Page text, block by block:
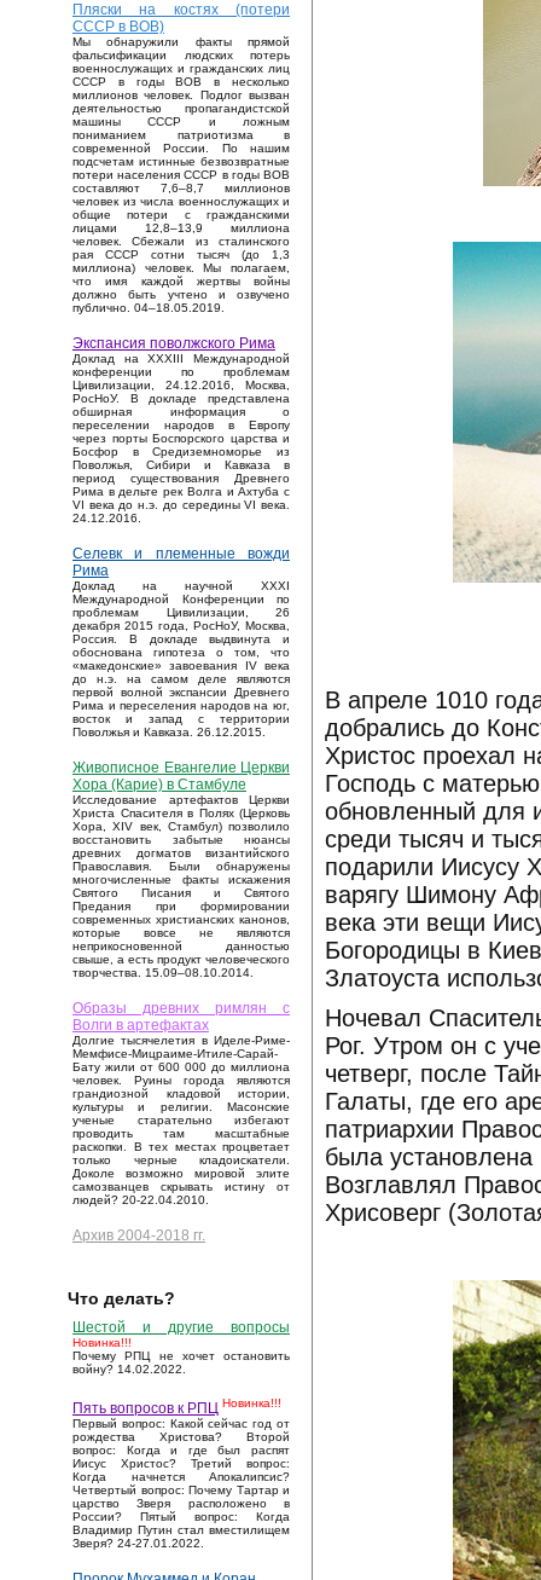
Пляски на костях (потери
СССР в ВОВ)
Мы обнаружили факты прямой
фальсификации людских потерь
военнослужащих и гражданских лиц
СССР в годы ВОВ в несколько
миллионов человек. Подлог вызван
деятельностью пропагандистской
машины СССР и ложным
пониманием патриотизма в
современной России. По нашим
подсчетам истинные безвозвратные
потери населения СССР в годы ВОВ
составляют 7,6–8,7 миллионов
человек из числа военнослужащих и
общие потери с гражданскими
лицами 12,8–13,9 миллиона
человек. Сбежали из сталинского
рая СССР сотни тысяч (до 1,3
миллиона) человек. Мы полагаем,
что имя каждой жертвы войны
должно быть учтено и озвучено
публично. 04–18.05.2019.
Экспансия поволжского Рима
Доклад на XXXIII Международной
конференции по проблемам
Цивилизации, 24.12.2016, Москва,
РосНоУ. В докладе представлена
обширная информация о
переселении народов в Европу
через порты Боспорского царства и
Босфор в Средиземноморье из
Поволжья, Сибири и Кавказа в
период существования Древнего
Рима в дельте рек Волга и Ахтуба с
VI века до н.э. до середины VI века.
24.12.2016.
Селевк и племенные вожди
Рима
Доклад на научной XXXI
Международной Конференции по
проблемам Цивилизации, 26
декабря 2015 года, РосНоУ, Москва,
Россия. В докладе выдвинута и
обоснована гипотеза о том, что
«македонские» завоевания IV века
до н.э. на самом деле являются
первой волной экспансии Древнего
Рима и переселения народов на юг,
восток и запад с территории
Поволжья и Кавказа. 26.12.2015.
Живописное Евангелие Церкви
Хора (Карие) в Стамбуле
Исследование артефактов Церкви
Христа Спасителя в Полях (Церковь
Хора, XIV век, Стамбул) позволило
восстановить забытые нюансы
древних догматов византийского
Православия. Были обнаружены
многочисленные факты искажения
Святого Писания и Святого
Предания при формировании
современных христианских канонов,
которые вовсе не являются
неприкосновенной данностью
свыше, а есть продукт человеческого
творчества. 15.09–08.10.2014.
Образы древних римлян с
Волги в артефактах
Долгие тысячелетия в Иделе-Риме-
Мемфисе-Мицраиме-Итиле-Сарай-
Бату жили от 600 000 до миллиона
человек. Руины города являются
грандиозной кладовой истории,
культуры и религии. Масонские
ученые старательно избегают
проводить там масштабные
раскопки. В тех местах процветает
только черные кладоискатели.
Доколе возможно мировой элите
самозванцев скрывать истину от
людей? 20-22.04.2010.
Архив 2004-2018 гг.
Что делать?
Шестой и другие вопросы
Новинка!!!
Почему РПЦ не хочет остановить
войну? 14.02.2022.
Пять вопросов к РПЦ Новинка!!!
Первый вопрос: Какой сейчас год от
рождества Христова? Второй
вопрос: Когда и где был распят
Иисус Христос? Третий вопрос:
Когда начнется Апокалипсис?
Четвертый вопрос: Почему Тартар и
царство Зверя расположено в
России? Пятый вопрос: Когда
Владимир Путин стал вместилищем
Зверя? 24-27.01.2022.
В апреле 1010
добрались до
Христос проехал
Господь с
обновленный для
среди тысяч и
подарили Иисусу
варягу Шимону
века эти вещи
Богородицы в
Златоуста
Ночевал
Рог. Утром он с
четверг, после
Галаты, где его
патриархии
была
Возглавлял
Хрисоверг